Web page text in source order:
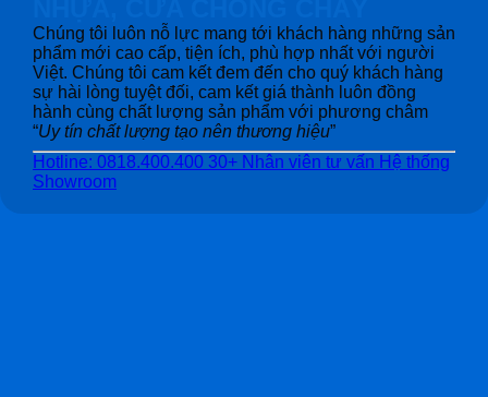
Chúng tôi luôn nỗ lực mang tới khách hàng những sản
phẩm mới cao cấp, tiện ích, phù hợp nhất với người
Việt. Chúng tôi cam kết đem đến cho quý khách hàng
sự hài lòng tuyệt đối, cam kết giá thành luôn đồng
hành cùng chất lượng sản phẩm với phương châm
“Uy tín chất lượng tạo nên thương hiệu”
Hotline: 0818.400.400 30+ Nhân viên tư vấn Hệ thống
Showroom